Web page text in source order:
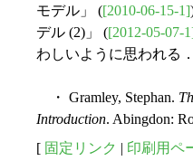
モデル」 ([2010-06-15-1]
デル (2)」 ([2012-05-07-
わしいように思われる．
・ Gramley, Stephan.
Introduction. Abingdon:
[ 固定リンク | 印刷用ペ